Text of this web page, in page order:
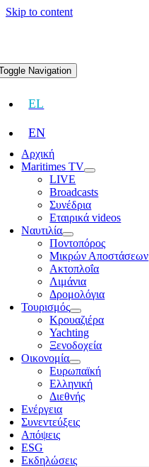
Skip to content
Navigation
EL
EN
Αρχική
Maritimes TV
LIVE
Broadcasts
Συνέδρια
Εταιρικά videos
Ναυτιλία
Ποντοπόρος
Μικρών Αποστάσεων
Ακτοπλοΐα
Λιμάνια
Δρομολόγια
Τουρισμός
Κρουαζιέρα
Yachting
Ξενοδοχεία
Οικονομία
Ευρωπαϊκή
Ελληνική
Διεθνής
Ενέργεια
Συνεντεύξεις
Απόψεις
ESG
Εκδηλώσεις